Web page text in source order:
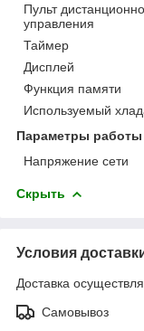
Пульт
управления
Таймер
Дисплей
Функция памяти
Используемый
Параметры
Напряжение сети
Скрыть
Условия
Доставка
Самовывоз